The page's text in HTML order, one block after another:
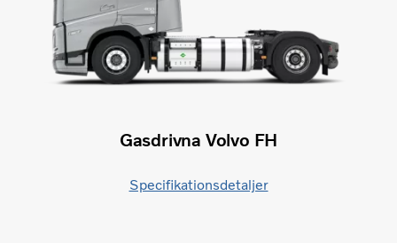
Gasdrivna Volvo FH
Specifikationsdetaljer